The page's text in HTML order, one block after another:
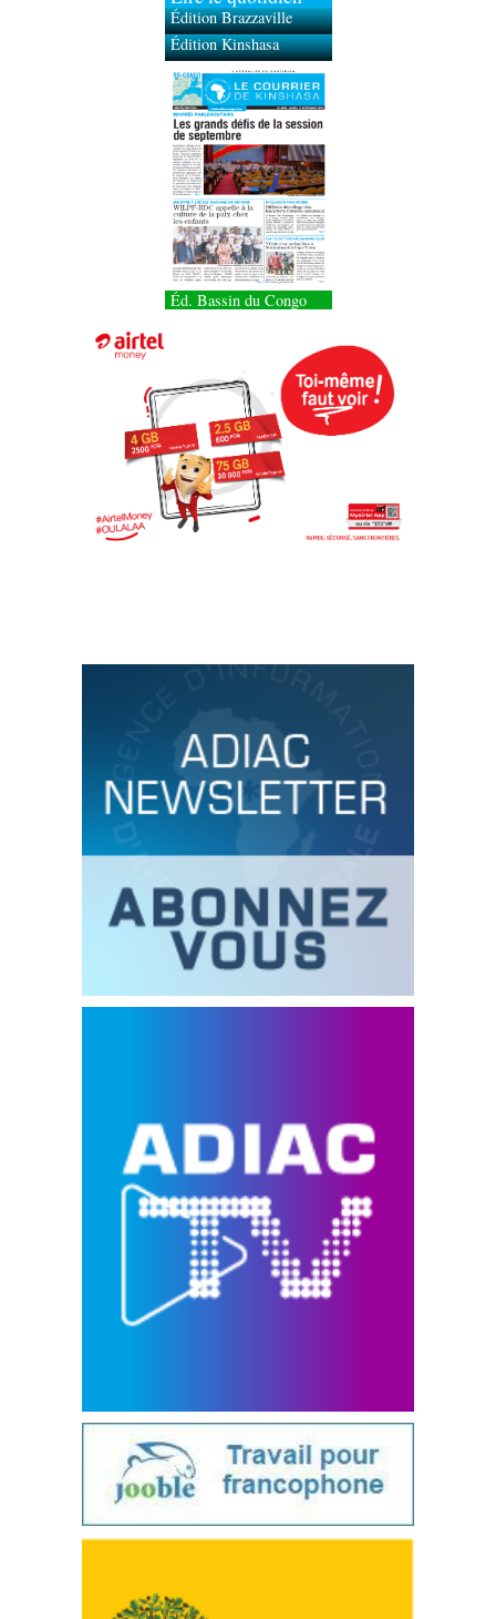
Édition Brazzaville
Édition Kinshasa
Éd. Bassin du Congo